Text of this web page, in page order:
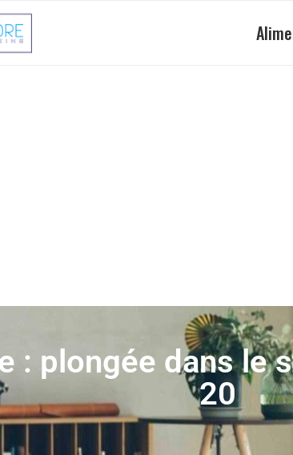
: plongée dans le
20